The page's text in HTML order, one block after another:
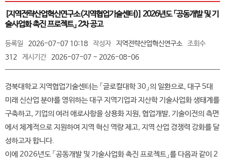
[지역전략산업혁신연구소(지역협업기술센터)] 2026년도 「공동개발 및 기
술사업화 촉진 프로젝트」 2차 공고
등록일 2026-07-07 10:18 작성자 지역전략산업혁신연구소
조회수
312
게시기간 2026-07-07 ~ 2026-08-06
경북대학교 지역협업기술센터는 「글로컬대학 30」의 일환으로, 대구 5대
미래 신산업 분야를 영위하는 대구 지역기업과 지산학 기술사업화 생태계를
구축하고, 기업의 여러 애로사항을 상용화 지원, 협업개발, 기술이전의 측면
에서 체계적으로 지원하여 지역 혁신 역량 제고, 지역 산업 경쟁력 강화를 달
성하고자 합니다.
이에 2026년도 「공동개발 및 기술사업화 촉진 프로젝트」를 다음과 같이 2